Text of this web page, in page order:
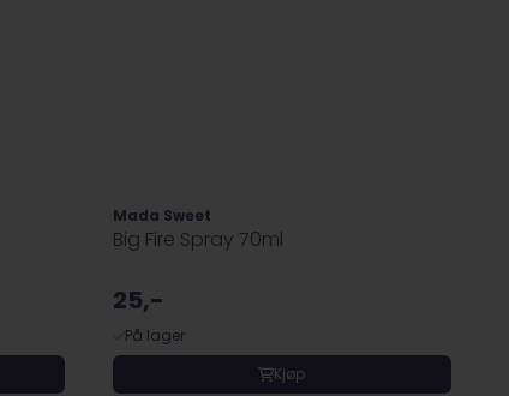
Mada Sweet
Big Fire Spray 70ml
25,-
På lager
Kjøp